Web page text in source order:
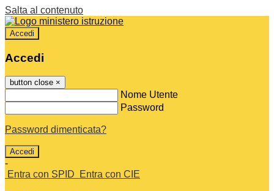
Salta al contenuto
Accedi
Accedi
button close ×
Nome Utente
Password
Password dimenticata?
-
Entra con SPID
Entra con CIE